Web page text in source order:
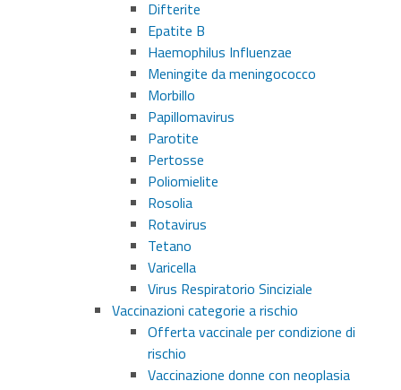
Difterite
Epatite B
Haemophilus Influenzae
Meningite da meningococco
Morbillo
Papillomavirus
Parotite
Pertosse
Poliomielite
Rosolia
Rotavirus
Tetano
Varicella
Virus Respiratorio Sinciziale
Vaccinazioni categorie a rischio
Offerta vaccinale per condizione di
rischio
Vaccinazione donne con neoplasia